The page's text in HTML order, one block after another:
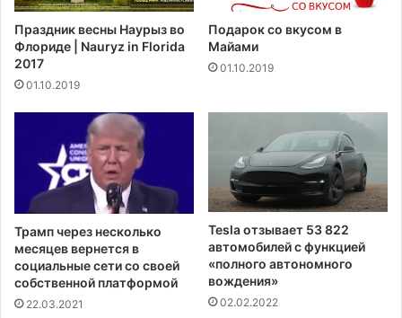
м
м
е
р
ч
и
к
о
о
г
б
л
у
л
ь
т
а
Праздник весны Наурыз во
Флориде | Nauryz in Florida
2017
01.10.2019
Подарок со вкусом в
Майами
01.10.2019
Трамп через несколько
месяцев вернется в
социальные сети со своей
собственной платформой
22.03.2021
Tesla отзывает 53 822
автомобилей с функцией
«полного автономного
вождения»
02.02.2022